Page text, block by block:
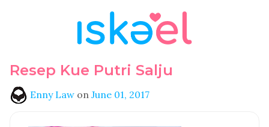
Resep Kue Putri Salju
Enny Law on June 01, 2017